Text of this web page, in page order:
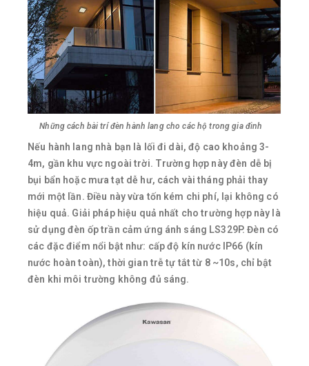
Những cách bài trí đèn hành lang cho các hộ trong gia đình
Nếu hành lang nhà bạn là lối đi dài, độ cao khoảng 3-
4m, gần khu vực ngoài trời. Trường hợp này đèn dễ bị
bụi bẩn hoặc mưa tạt dễ hư, cách vài tháng phải thay
mới một lần. Điều này vừa tốn kém chi phí, lại không có
hiệu quả. Giải pháp hiệu quả nhất cho trường hợp này là
sử dụng đèn ốp trần cảm ứng ánh sáng LS329P. Đèn có
các đặc điểm nổi bật như: cấp độ kín nước IP66 (kín
nước hoàn toàn), thời gian trễ tự tắt từ 8 ~10s, chỉ bật
đèn khi môi trường không đủ sáng.